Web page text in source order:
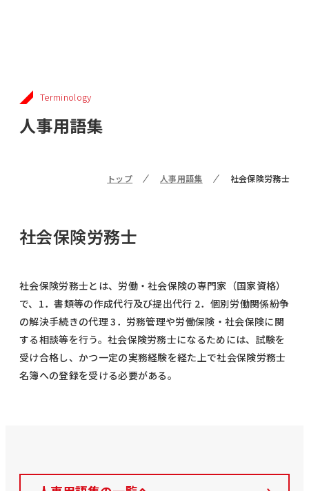
Terminology
人事用語集
トップ 人事用語集 社会保険労務士
社会保険労務士
社会保険労務士とは、労働・社会保険の専門家（国家資格）
で、1．書類等の作成代行及び提出代行 2．個別労働関係紛争
の解決手続きの代理 3．労務管理や労働保険・社会保険に関
する相談等を行う。社会保険労務士になるためには、試験を
受け合格し、かつ一定の実務経験を経た上で社会保険労務士
名簿への登録を受ける必要がある。